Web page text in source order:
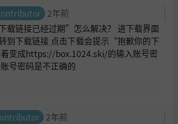
2年前
载链接已经过期”怎么解决？ 进下载界面
到下载链接 点击下载会提示“抱歉你的下
变成https://box.1024.ski/的输入账号密
号密码是不正确的
2年前